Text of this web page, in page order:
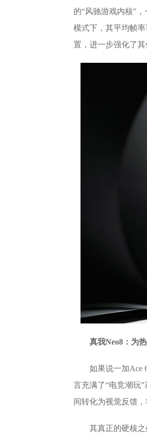
的“风驰游戏内核”
模式下，其平均帧
置，进一步强化了
真我Neo8：为
如果说一加Ace
言充满了“电竞潮玩
间转化为视觉反馈，
其真正的硬核